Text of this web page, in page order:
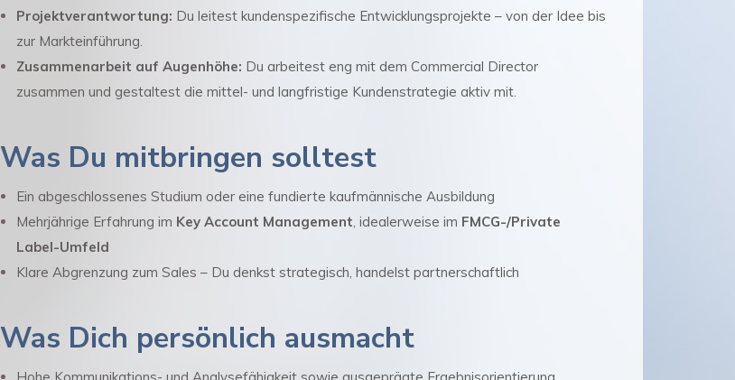
Projektverantwortung: Du leitest kundenspezifische Entwicklungsprojekte – von der Idee bis
zur Markteinführung.
Zusammenarbeit auf Augenhöhe: Du arbeitest eng mit dem Commercial Director
zusammen und gestaltest die mittel- und langfristige Kundenstrategie aktiv mit.
Was Du mitbringen solltest
Ein abgeschlossenes Studium oder eine fundierte kaufmännische Ausbildung
Mehrjährige Erfahrung im Key Account Management, idealerweise im FMCG-/Private
Label-Umfeld
Klare Abgrenzung zum Sales – Du denkst strategisch, handelst partnerschaftlich
Was Dich persönlich ausmacht